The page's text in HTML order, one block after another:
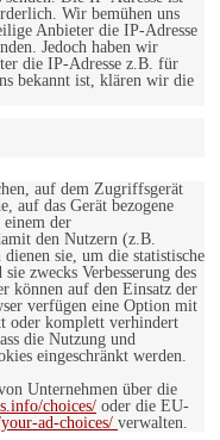
Wir bemühen uns
Anbieter die IP-Adresse
Jedoch haben wir
die IP-Adresse z.B. für
bekannt ist, klären wir die
auf dem Zugriffsgerät
auf das Gerät bezogene
der
den Nutzern (z.B.
sie, um die statistische
zwecks Verbesserung des
können auf den Einsatz der
verfügen eine Option mit
oder komplett verhindert
die Nutzung und
eingeschränkt werden.
Unternehmen über die
choices/ oder die EU-
ad-choices/ verwalten.